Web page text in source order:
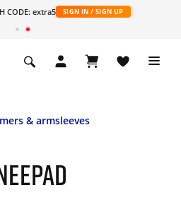
CODE: extra5 SIGN IN / SIGN UP
& armsleeves